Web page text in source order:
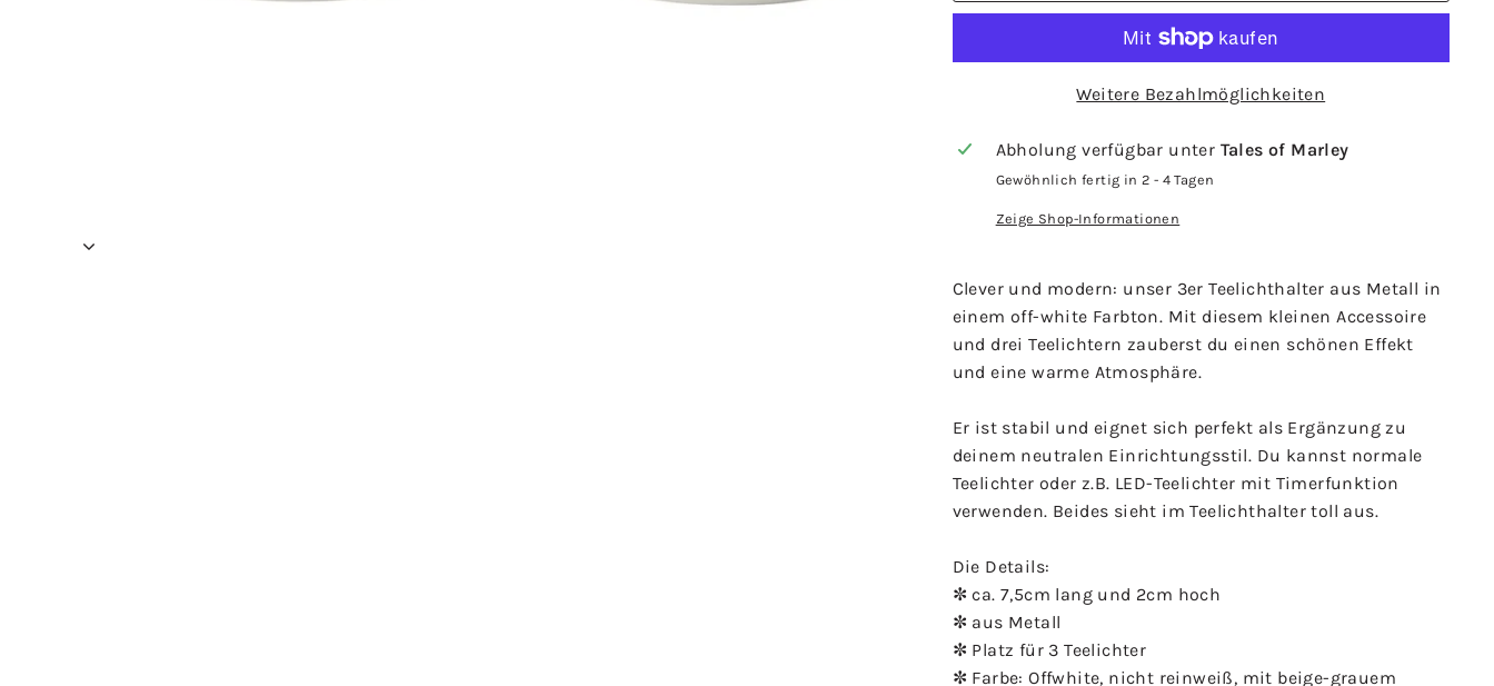
Weitere Bezahlmöglichkeiten
Abholung verfügbar unter Tales of Marley
Gewöhnlich fertig in 2 - 4 Tagen
Zeige Shop-Informationen
Clever und modern: unser 3er Teelichthalter aus Metall in
einem off-white Farbton. Mit diesem kleinen Accessoire
und drei Teelichtern zauberst du einen schönen Effekt
und eine warme Atmosphäre.
Er ist stabil und eignet sich perfekt als Ergänzung zu
deinem neutralen Einrichtungsstil. Du kannst normale
Teelichter oder z.B. LED-Teelichter mit Timerfunktion
verwenden. Beides sieht im Teelichthalter toll aus.
Die Details:
✼ ca. 7,5cm lang und 2cm hoch
✼ aus Metall
✼ Platz für 3 Teelichter
✼ Farbe: Offwhite, nicht reinweiß, mit beige-grauem